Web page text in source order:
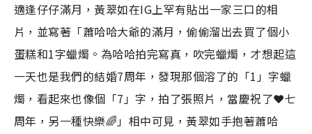
適逢仔仔滿月，黃翠如在IG上罕有貼出一家三口的相
片，並寫著「蕭哈哈大爺的滿月，偷偷溜出去買了個小
蛋糕和1字蠟燭。為哈哈拍完寫真，吹完蠟燭，才想起這
一天也是我們的結婚7周年，發現那個溶了的「1」字蠟
燭，看起來也像個「7」字，拍了張照片，當慶祝了❤️七
周年，另一種快樂🌈」相中可見，黃翠如手抱著蕭哈